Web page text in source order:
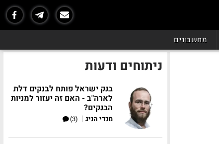
מחשבונים
ניתוחים ודעות
בנק ישראל פותח לבנקים דלת
לארה"ב - האם זה יעזור למניות
הבנקים?
מנדי הניג |
(3)